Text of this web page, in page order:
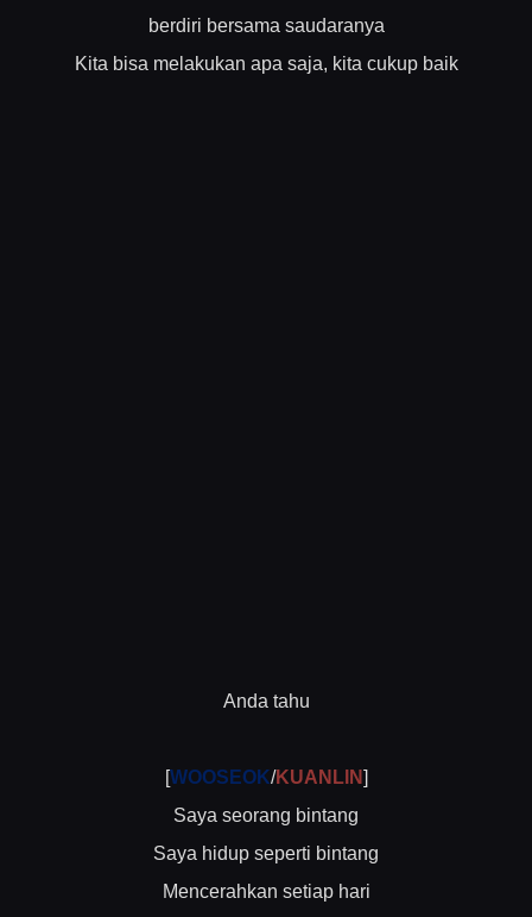
berdiri bersama saudaranya
Kita bisa melakukan apa saja, kita cukup baik
Anda tahu
[WOOSEOK/KUANLIN]
Saya seorang bintang
Saya hidup seperti bintang
Mencerahkan setiap hari